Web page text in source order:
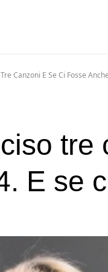
Canzoni E Se Ci Fosse
tre
E se